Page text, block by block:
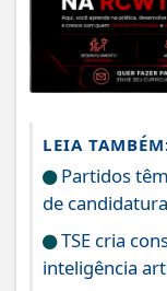
LEIA
Partidos
de
TSE cria
inteligência